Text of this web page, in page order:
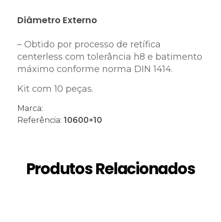
Diâmetro Externo
– Obtido por processo de retífica
centerless com tolerância h8 e batimento
máximo conforme norma DIN 1414.
Kit com 10 peças.
Marca:
Referência: 10600×10
Produtos Relacionados